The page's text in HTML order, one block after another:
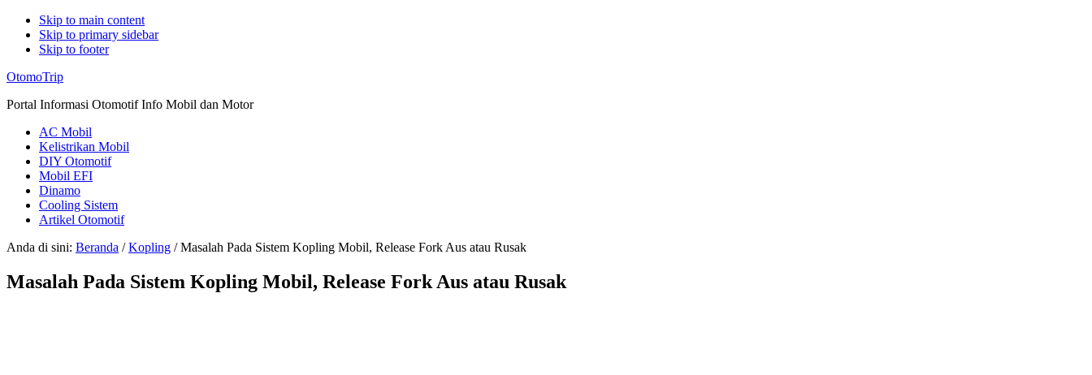
Skip to main content
Skip to primary sidebar
Skip to footer
Additional
menu
OtomoTrip
Portal Informasi Otomotif Info Mobil dan Motor
AC Mobil
Kelistrikan Mobil
DIY Otomotif
Mobil EFI
Dinamo
Cooling Sistem
Artikel Otomotif
Anda di sini: Beranda / Kopling /Masalah Pada Sistem Kopling Mobil, Release Fork Aus atau Rusak
Masalah Pada Sistem Kopling Mobil, Release Fork Aus atau Rusak